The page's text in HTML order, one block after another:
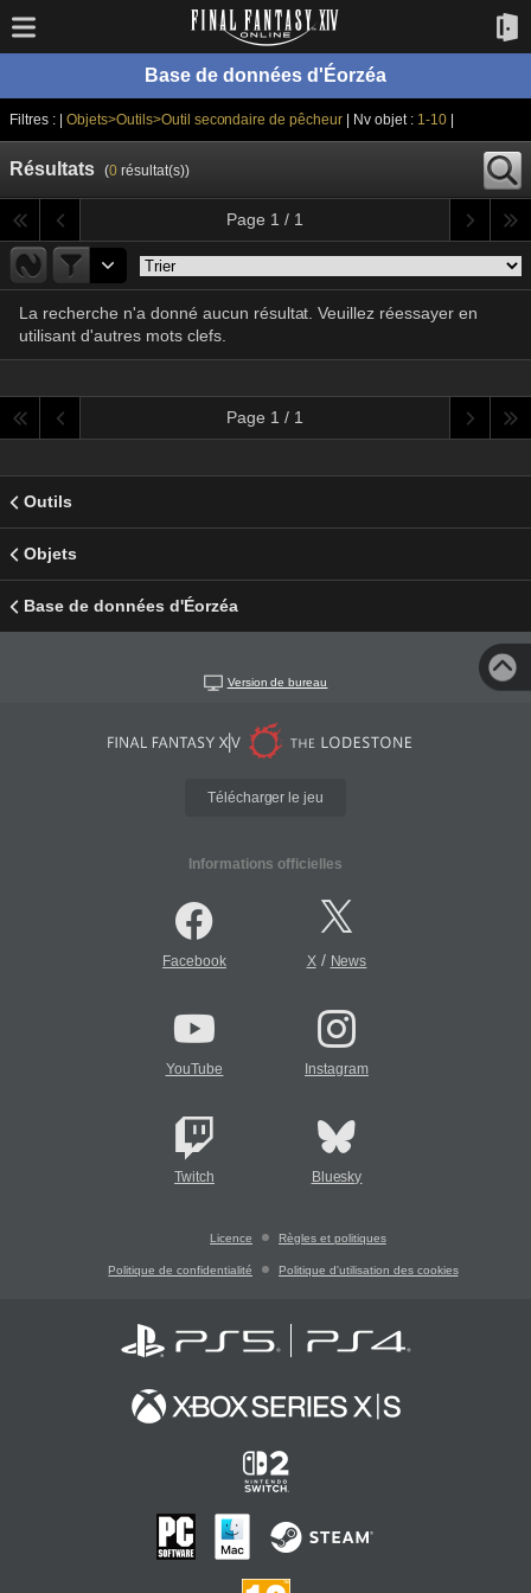
Base de données d'Éorzéa
Filtres : | Objets>Outils>Outil secondaire de pêcheur | Nv objet : 1-10|
Résultats (0résultat(s))
Page 1 / 1
La recherche n'a donné aucun résultat. Veuillez réessayer en
utilisant d'autres mots clefs.
Page 1 / 1
Outils
Objets
Base de données d'Éorzéa
Version de bureau
Télécharger le jeu
Informations officielles
Facebook X/ News
YouTube Instagram
Twitch Bluesky
Licence Règles et politiques
Politique de confidentialité Politique d'utilisation des cookies